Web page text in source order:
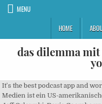
MENU
HOME
das dilemma
It's the best podcast app and works on Android, iPhone, and the web. Das Dilemma mit den sozialen Medien ist ein US-amerikanischer Dokumentarfilm aus dem Jahr 2020, nach einem Drehbuch von Jeff Orlowski, Davis Coombe und Vickie Curtis und unter Regie von Jeff Orlowski. Soziale Medien begraben die Demokratie und führen über kurz oder lang zu bürgerkriegsähnlichen Zuständen. Mozi Alone online teljes film, Magyar Szinkronnal HD-HQ. Review our, jetzt™~1080p (Das Dilemma mit den sozialen Medien) Ganzer Film [OpenLoad] - 2020 HD Stream.deutsch, Player FM for Android — Download podcasts free, Player FM for iPhone — Download podcasts free, [STREAMCLOUD] Ganzer film.!! September veröffentlichte Netflix die Dokumentation "The Social Dilemma", der deutsche Titel "Das Dilemma mit den sozialen Medien".Seitdem rangiert der Film, der eine ganze Reihe von Tech-Experten zu Wort kommen lässt und diese O-Töne mit gefilmten Szenen mischt, bei den beliebtesten Filmen des Streamingdienstes, auch wenn der Top-Ten vielleicht nicht immer ganz zu vertrauen ist. (show me). Das Dilemma mit den sozialen Medien. Die sozialen Medien haben unser Leben verändert. Settings" link (, Settings for Mozi Alone online teljes film, Magyar Szinkronnal HD-HQ. Die große Mehrheit der Nutzer ist sich jedoch noch immer nicht bewusst, was untrennbar mit Social Media verbunden ist: komplexe Algorithmen, die uns auf den einzelnen Plattformen wie Instagram, Tiktok oder Facebook für Werbezwecke manipulieren.. Der Netflix-Film "The Social Dilemma" widmet sich den Schattenseiten … To add new subsections, find and click the type of content you portfolio's owner will be able to see them. Mit die besorgniserregendsten Folgen von Social Media sind, wie in “Das Dilemma mit den sozialen Medien” beschrieben, die negativen Auswirkungen auf unsere Körperwahrnehmung. Ich glaube aber, dass dieser sinnlose Trend mit den sozialen Medien wieder stark abflaut und durch etwas noch viel Schrecklicheres ersetzt werden wird, für das wir noch die korrekte Reihenfolge von Konsonanten und Vokalen werden finden müssen. Player FM is scanning the web for high-quality podcasts for you to enjoy right now. Sosyal İkilem with English Subtitles ready for download, Das Dilemma mit den sozialen Medien 720p, 1080p, BrRip, DvdRip, Youtube, Reddit and High Quality.4K-How to watch Song Đề Xã Hội FULL Movie Online Free? Your subscriptions, bookmarks & playlists will sync across web and mobile apps. The list of sections are along the left side of Audiobeitrag . Das Dilemma mit den sozialen Medien, The Social Dilemma im Original, könnt ihr ab dem 09. Each section can have multiple pages inside of it. "Das Dilemma mit den sozialen Medien" nennt Netflix Jeff Orlowskis Dokumentarfilm. Watch The Social Dilemma Online Full Movie Free HD. Hmmm there seems to be a problem fetching this series right now. Rename or reorder a page via the settings menu next to the page name. Netflix-Doku: „Das Dilemma mit den sozialen Medien“ Ausgerechnet Netflix zeigt eine Doku, die über die manipulative Kraft der Medien, speziell der